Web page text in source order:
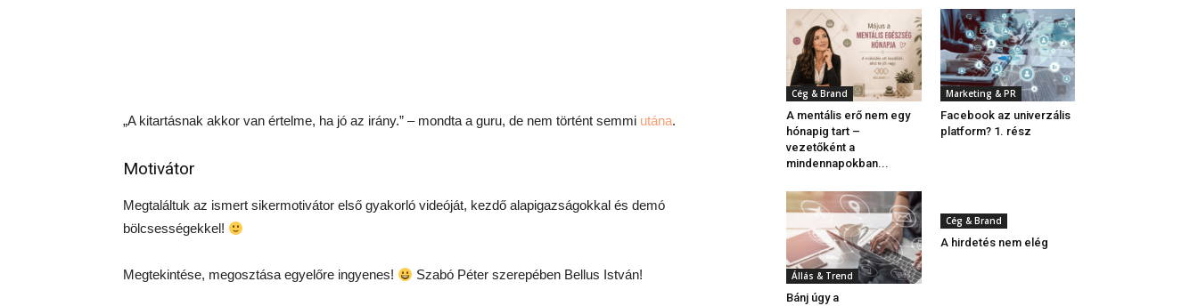
„A kitartásnak akkor van értelme, ha jó az irány.” – mondta a guru, de nem történt semmi utána.
Motivátor
Megtaláltuk az ismert sikermotivátor első gyakorló videóját, kezdő alapigazságokkal és demó
bölcsességekkel!
Megtekintése, megosztása egyelőre ingyenes! Szabó Péter szerepében Bellus István!
Cég & Brand
A mentális erő nem egy
hónapig tart –
vezetőként a
mindennapokban...
Marketing & PR
Facebook az univerzális
platform? 1. rész
Állás & Trend
Bánj úgy a
Cég & Brand
A hirdetés nem elég